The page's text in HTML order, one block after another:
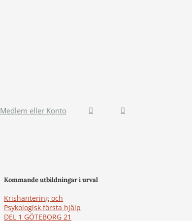
Medlem eller Konto
Kommande utbildningar i urval
Krishantering och
Psykologisk första hjälp
DEL 1 GÖTEBORG 21